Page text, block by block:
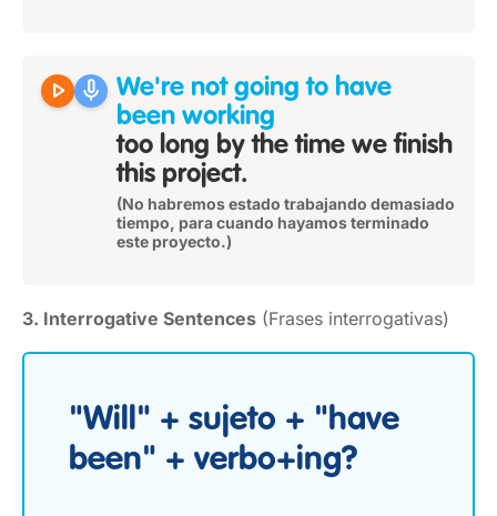
play_arrow mic We're not going to have
been working
too long by the time we finish
this project.
(No habremos estado trabajando demasiado
tiempo, para cuando hayamos terminado
este proyecto.)
3. Interrogative Sentences (Frases interrogativas)
"Will" + sujeto + "have
been" + verbo+ing?